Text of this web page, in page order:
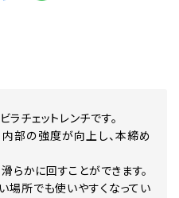
チェットレンチです。
内部の強度が向上し、本締め
らかに回すことができます。
場所でも使いやすくなってい